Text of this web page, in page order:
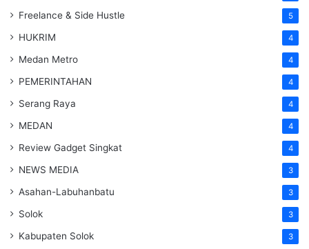
Freelance & Side Hustle 5
HUKRIM 4
Medan Metro 4
PEMERINTAHAN 4
Serang Raya 4
MEDAN 4
Review Gadget Singkat 4
NEWS MEDIA 3
Asahan-Labuhanbatu 3
Solok 3
Kabupaten Solok 3